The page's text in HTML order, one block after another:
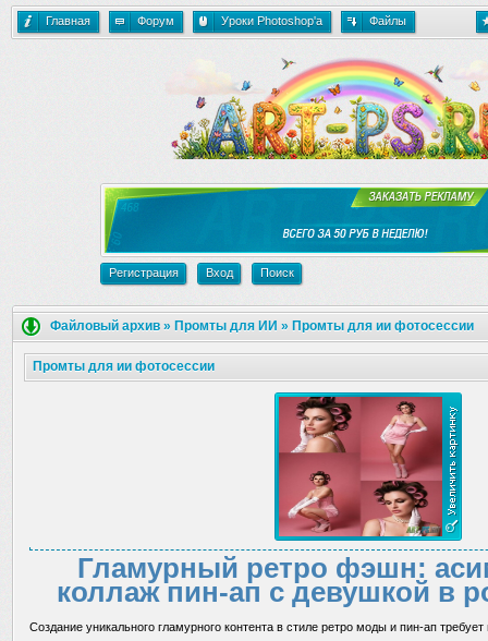
Главная Форум Уроки Photoshop'a Файлы
Регистрация Вход Поиск
Файловый архив » Промты для ИИ » Промты для ии фотосессии
Промты для ии фотосессии
Гламурный ретро фэшн:
коллаж пин-ап с девушкой в
Создание уникального гламурного контента в стиле ретро моды и пин-ап